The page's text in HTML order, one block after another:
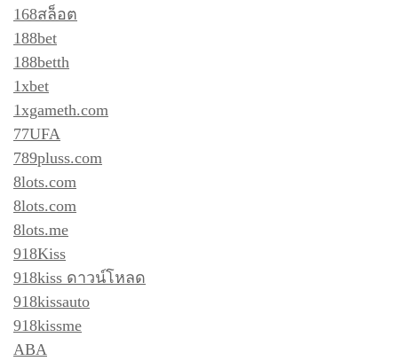
168สล็อต
188bet
188betth
1xbet
1xgameth.com
77UFA
789pluss.com
8lots.com
8lots.com
8lots.me
918Kiss
918kiss ดาวน์โหลด
918kissauto
918kissme
ABA